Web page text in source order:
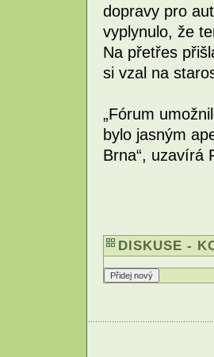
dopravy pro
vyplynulo, že
Na přetřes
si vzal na
„Fórum
bylo jasným
Brna“, uzavírá
DISKUSE -